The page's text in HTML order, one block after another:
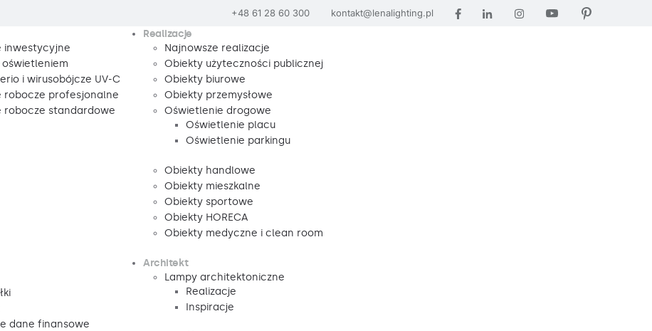
+48 61 28 60 300 kontakt@lenalighting.pl
inwestycyjne
i wirusobójcze UV-C
robocze profesjonalne
robocze standardowe
Realizacje
Najnowsze realizacje
Obiekty użyteczności publicznej
Obiekty biurowe
Obiekty przemysłowe
Oświetlenie drogowe
Oświetlenie placu
Oświetlenie parkingu
Obiekty handlowe
Obiekty mieszkalne
Obiekty sportowe
Obiekty HORECA
Obiekty medyczne i clean room
dane finansowe
Architekt
Lampy architektoniczne
Realizacje
Inspiracje